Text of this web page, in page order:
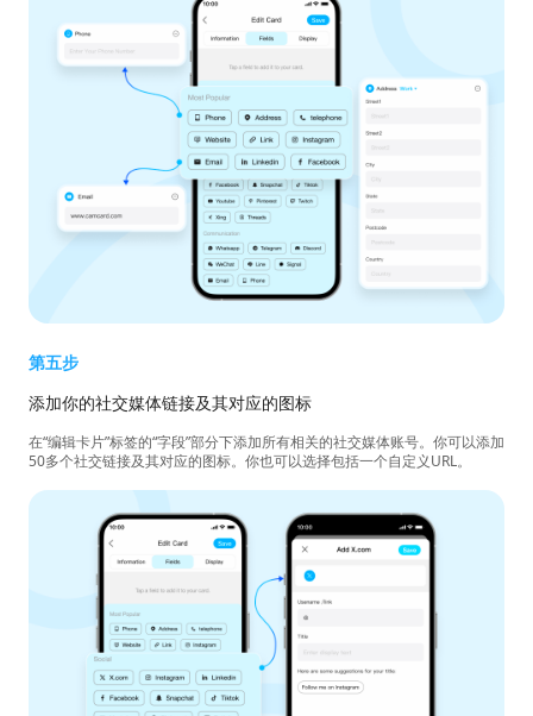
第五步
添加你的社交媒体链接及其对应的图标
在“编辑卡片”标签的“字段”部分下添加所有相关的社交媒体账号。你可以添加
50多个社交链接及其对应的图标。你也可以选择包括一个自定义URL。